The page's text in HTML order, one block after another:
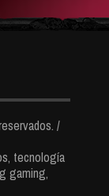
/
tecnología
gaming,